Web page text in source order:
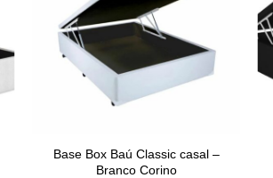
Base Box Baú Classic casal –
Branco Corino